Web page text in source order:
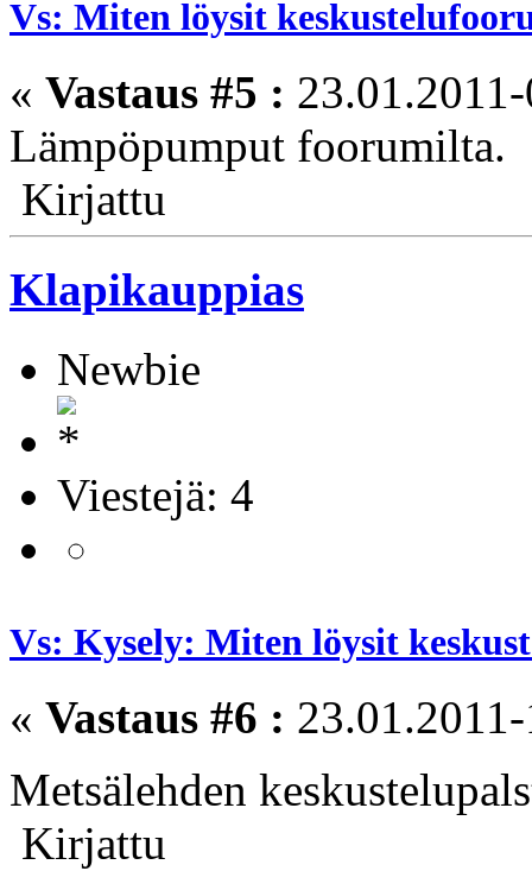
Vs: Miten löysit
« Vastaus #5 :
Lämpöpumput foorumilta.
Kirjattu
Klapikauppias
Newbie
Viestejä: 4
Vs: Kysely: Miten löysit
« Vastaus #6 :
Metsälehden
Kirjattu